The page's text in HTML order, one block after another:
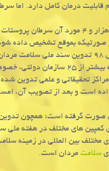
درمان کامل دارد. اما
بموقع تشخیص داده
وی درباره اقدامات وزارت بهداشت برای سلامت مردان،
جمعیت، خانواده و مدارس وزارت بهداشت پیگیری
نظرات کارشناسی ۹۹ نفر از صاحب نظران و مراکز
است و بعد از تصویب آن،
گرفته است؛ همچون تدوین
های مختلف در هفته ملی
بین المللی در زمینه
سلامت مردان است.